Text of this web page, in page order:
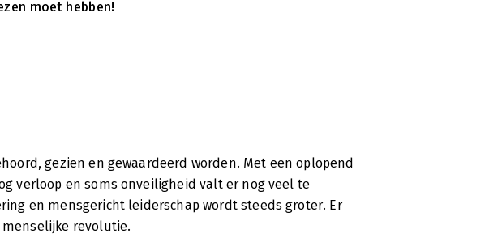
moet hebben!
gezien en gewaardeerd worden. Met een oplopend
verloop en soms onveiligheid valt er nog veel te
en mensgericht leiderschap wordt steeds groter. Er
revolutie.